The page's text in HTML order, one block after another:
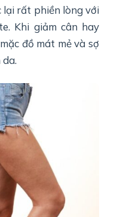
lại rất phiền lòng với
Khi giảm cân hay
đồ mát mẻ và sợ